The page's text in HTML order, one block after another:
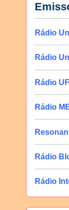
Rádio
Rádio
Rádio
Rádio
Rádio
Rádio